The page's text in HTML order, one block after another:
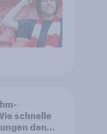
schnelle
den